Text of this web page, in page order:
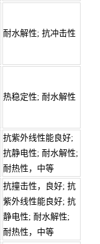
耐水解性; 抗冲击性
热稳定性; 耐水解性
抗紫外线性能良好;
抗静电性; 耐水解性;
耐热性，中等
抗撞击性，良好; 抗
紫外线性能良好; 抗
静电性; 耐水解性;
耐热性，中等